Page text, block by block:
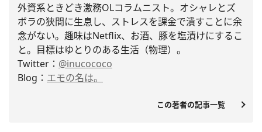
外資系ときどき激務OLコラムニスト。 オシャレとズ
ボラの狭間に生息し、 ストレスを課金で潰すことに余
念がない。趣味はNetflix、お酒、豚を塩漬けにするこ
と。 目標はゆとりのある生活（物理）。
Twitter： @inucococo
Blog： エモの名は。
この著者の記事一覧